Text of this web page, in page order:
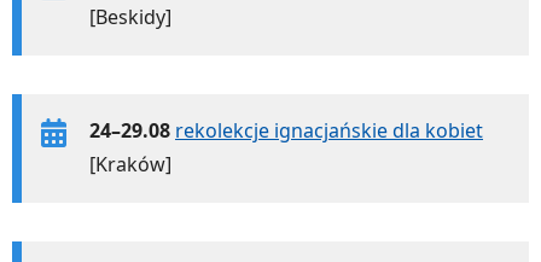
[Beskidy]
24–29.08 rekolekcje ignacjańskie dla kobiet
[Kraków]